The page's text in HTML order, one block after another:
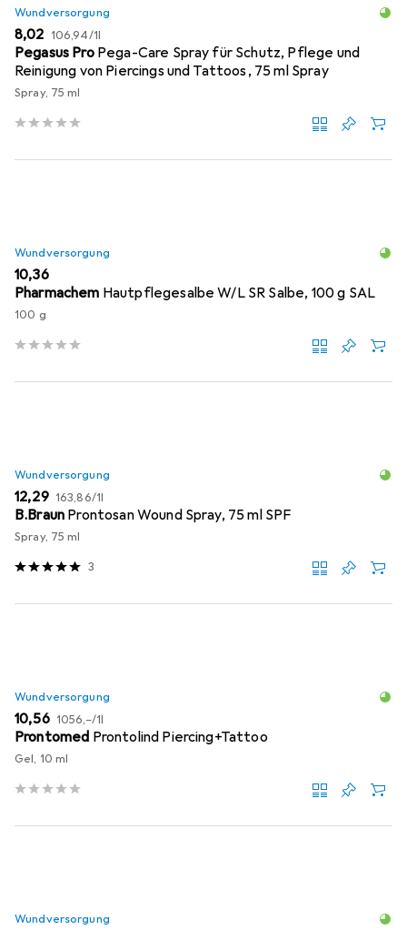
Wundversorgung
EUR
8,02 EUR
106,94/1l
Pegasus Pro Pega-Care Spray für Schutz, Pflege und
Reinigung von Piercings und Tattoos, 75 ml Spray
Spray, 75 ml
Wundversorgung
EUR
10,36
Pharmachem Hautpflegesalbe W/L SR Salbe, 100 g SAL
100 g
Wundversorgung
EUR
12,29 EUR
163,86/1l
B.Braun Prontosan Wound Spray, 75 ml SPF
Spray, 75 ml
3
Wundversorgung
EUR
10,56 EUR
1056,–/1l
Prontomed Prontolind Piercing+Tattoo
Gel, 10 ml
Wundversorgung